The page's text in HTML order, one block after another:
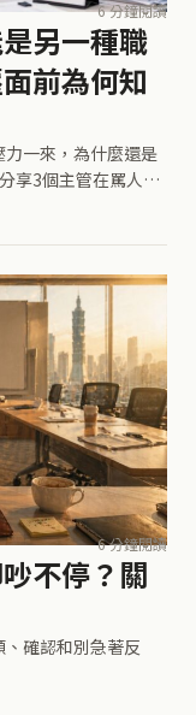
6 分鐘閱讀
另一種職
前為何知
一來，為什麼還是
享3個主管在罵人前
6 分鐘閱讀
不停？關
確認和別急著反